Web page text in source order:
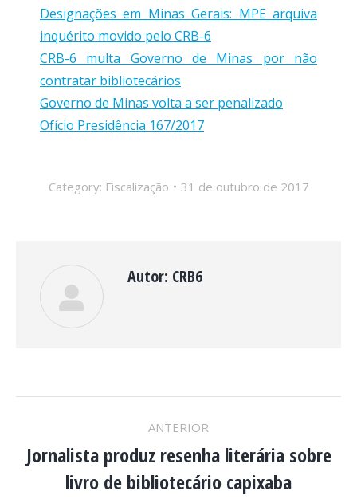
Designações em Minas Gerais: MPE arquiva
inquérito movido pelo CRB-6
CRB-6 multa Governo de Minas por não
contratar bibliotecários
Governo de Minas volta a ser penalizado
Ofício Presidência 167/2017
Category: Fiscalização 31 de outubro de 2017
Autor: CRB6
NAVEGAÇÃO
DE
ANTERIOR
Post
anterior:
Jornalista produz resenha literária sobre
livro de bibliotecário capixaba